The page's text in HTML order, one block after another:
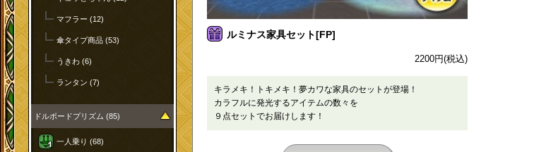
マフラー (12)
傘タイプ商品 (53)
うきわ (6)
ランタン (7)
ドルボードプリズム (85)
一人乗り (68)
ルミナス家具セット[FP]
2200円(税込)
キラメキ！トキメキ！夢カワな家具のセットが登場！
カラフルに発光するアイテムの数々を
９点セットでお届けします！